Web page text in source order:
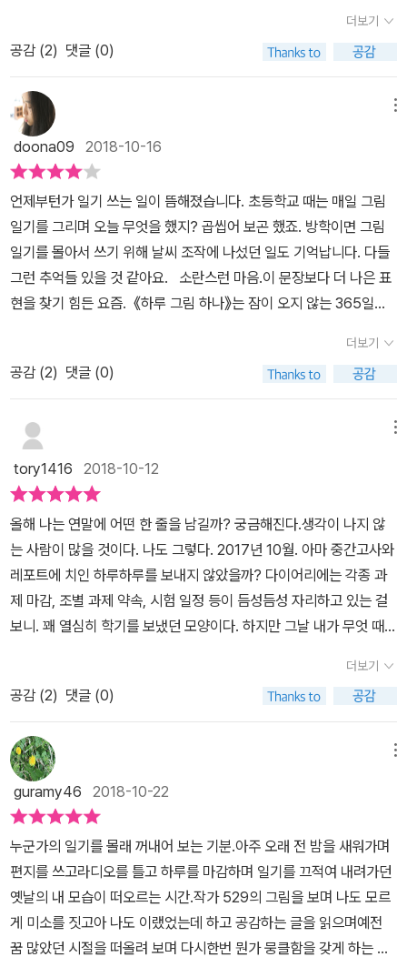
글을 곁들였다. 날짜와 글과 그림. 초등학생의 숙제 같은 그림 일기의
형식이다. 아이들 어렸을 때에야 많이 봤고, 또 시키기도 했지만 아이
어디엔가 박혀 있을 뿐. 꺼내서 쓱쓱 그리고 쓰는 데에는 소용이 없는
천덕꾸러기 노트가 되어 버렸다. 2권인가, 3권 정도 커다란 그림일기
장이 남아 있지만 그걸 꺼내서 써야겠다는 데까지는 생각이 미치지
못했는데. 사실은, 재미없는 하루하루를 또 굳이 곱씹을 필요가 있겠
느냐, 하는...좀 무뚝뚝한 어른이 생각이 일상을 지배해버린 셈이 되어
서 굳이 그림일기장을 꺼내 쓸 이유를 찾지 못한 것이다. 오늘은 10
월 28일 일요일. 나는 가족들과 외식을 하고 왔다. 좀 많이 먹은 탓인
지, 속이 더부룩하다. 집에는 소화제, 콜라 등이 있지만 뭔가를 더 넣
으면 진짜로 목구멍까지 꽉 찰 것 같아 소화제조차 입에 넣질 못하겠
런 재미 없는 일상에 어떤 그림을 넣으랴. 생각난 김에 529 님의 10
월 28일 일기를 들여다 봤다. 나와 마찬가지로 주말을 맞이한 529님
은 '이불 속이 최고야.'라는 명언을 남기며 이불 속 행복한 꼬물이의
모습을 담아내고 있었다. 아~ 어떤 일이든 기록으로 남기면 추억이
되는 것이구나. 청춘들의 일상 속에서 그림일기는 '소확행'의 매개체
가 될 수 있겠구나. 누군가의 시 한 줄이 내 하루를 반성하게 만드는
글이 될 수도 있음을 알겠다. 날카로운 시간이라, 덕분에 멋진 표현 하
나 가슴 속에 담아 둘 수 있었고, 나의 하루도 새삼 소중한 것이며 이
소중한 것을 어떤 형태로든 남겨놓고 싶다는 생각이 들었다. 그림이
없으면 어떠랴. 짧은 글로라도 내 하루를 담아 볼까. 일기 쓰기의 강제
성, 압박에서 벗어나 자유로운 글쓰기를 할 수 있게 된 지금. 굳이 '일
기' 형식을 거부할 이유는 뭐람. 한결 가벼워진 마음으로 뭔가를 끄적
않더라도나의 일 년을 기록해 보고 싶어졌다. 외식을 하러 나가기 전,
둘째 녀석이 아파트 현관을 나서며 한 마디 했다. '겨울 냄새가 나
요.'이제 가을이 물러가려는 때인데, 녀석은 벌써 겨울 냄새를 감지한
다. 이런 짤막한 순간도 잊지 않고 기록해 두면, 언젠가는 멋진 추억이
되려나. 겨울 냄새 나는 가을의 끝자락. 따끈한 코코아 한 잔 하며, 나
만의 하루를 정리하는 시간을 가져 보자. ^^ #529 #에세이 #공감 #
청춘 #일기 #그림일기 #소확행
짧은 글이어도 다시 들춰보는 순간 당시의 감정이 소록소록 돋아날
것 같아요. 어떤 날은 명문장을 인용하기도, 어떤 날은 털어놓기 힘든
감정을 툭 던지기도. 다른 이가 보면 별것 아닌 일상 글이지만 365일
거르지 않은 그림일기의 가치는 곱씹어 볼수록 대단하다 싶습니다.
평소 비슷한 생각을 했음에도 나는 기록하지 않아서 잊어버리고 놓쳤
던 감정들을 남의 일기에서 발견하는 경험을 하게 됩니다. 솔직히 부
러운 감정이 들었어요. 매일 스펙터클한 일이 일어날 수는 없는 법.
사소한 것들이 결국 내 일상을 지탱하고, 내 인생의 한 부분을 만든다
는 걸 알면서도 하루하루를 허투루 넘겨버리고 삽니다.일러스트레이
터 529는 일상에서 행복을 찾아낼 줄 아는 사람이네요. 2월 9일 일
기에 이런 구절이 있습니다. '무엇이 나를 행복하게 만드는지 끊임없
이 찾기'. <하루 그림 하나>는 스스로를 최우선으로 뒀을 때 일상의
행복을 찾을 수 있다는 걸 보여줍니다.쓰기 위해서라도 하루를 되돌
아보며 내 일상의 소중함을 발견하는 그림일기의 가치는 시간이 지날
도 합니다.
더보기
공감 (2) 댓글 (0)
doona09 2018-10-16
언제부턴가 일기 쓰는 일이 뜸해졌습니다. 초등학교 때는 매일 그림
일기를 그리며 오늘 무엇을 했지? 곱씹어 보곤 했죠. 방학이면 그림
일기를 몰아서 쓰기 위해 날씨 조작에 나섰던 일도 기억납니다. 다들
그런 추억들 있을 것 같아요. 소란스런 마음.이 문장보다 더 나은 표
현을 찾기 힘든 요즘. 《하루 그림 하나》는 잠이 오지 않는 365일의
일기장을 살짝궁 훔쳐보는 것 같은 기분도 들고, 별일 없었던 날도 빠
짐없이 기록한 작가의 부지런함에 동기부여되었는데요. 매일 조금씩
하다 보면 어느새 쌓이게 되는 그림, 생활, 고민을 함께 나누는 공감
일기입니다. 파스텔톤의 색연필로 칠한 그림은 반복되는 일상을 포
드러운 하루를 시작하거나 마무리하기 좋습니다. 작가 529는 지난
시간을 돌이켜 보고 기억에 남는 일이 너무 적다는 사실에 충격받아
그림일기를 시작했다고 합니다. 오늘부터 실천해 볼까 합니다. 하루
가 모여 인생이 되는 찰나를 그린다는 건 퍽 멋진 일이란 기대감이 듭
니다. 그림을 잘 그리지 않아도 매일 일상을 남기다 보면 무언가는 되
어 있지 않을까요. 힘들었던 일과 기쁜 일을 곱씹어 보며 어제와는 다
른 내가 되어 있을 테지요. 오늘 나에게 잘 했다, 애썼다고 칭찬도 해
주세요. 또 남에게 상처되는 행동은 하지 않았나, 함부로 말한 건 아닌
지 살짝 반성해보기도 하고요. 생각보다 그림일기의 효과는 소확행
R 일명 백색소음 영상처럼 아무 생각 없이 보다 보면 집중하게 되고,
머리도 맑아지는 듯한 느낌이 드는 그림입니다. 잠자리 도서로 보면
마음도 평온해지고 불면증 해소에도 좋을 것 같아요. 부족했던 오늘
이 모여 내일의 내가 되는 그림 하나, 사소한 감사를 생각하는 되는 에
세이입니다.
더보기
공감 (2) 댓글 (0)
tory1416 2018-10-12
올해 나는 연말에 어떤 한 줄을 남길까? 궁금해진다.생각이 나지 않
는 사람이 많을 것이다. 나도 그렇다. 2017년 10월. 아마 중간고사와
레포트에 치인 하루하루를 보내지 않았을까? 다이어리에는 각종 과
제 마감, 조별 과제 약속, 시험 일정 등이 듬성듬성 자리하고 있는 걸
보니. 꽤 열심히 학기를 보냈던 모양이다. 하지만 그날 내가 무엇 때문
기억나지 않았다. 떠오르지 않는 기억을 붙잡기보다 평범하고 다를
것 없는 하루하루를 보냈다는 결론을 내렸다. 이렇게 학교나 직장을
다니면 '나'의 하루, 일상은 어느새 뒷전으로 밀리기 일쑤다. 대신 '학
교 일정'이나 '회사 일'은 이상스럽게도 기억에 많이 남는다. 그도 그
럴 것이, 학교나 회사 일정은 기억하고 싶지 않아도 각종 기록으로 많
이 남고, 내 일상보다 다사다난한 일이 많기 때문이다. 그렇다면 나의
일상은 어떨까? 내가 기록하고 기억하지 않으면 나의 일상은 빠른 속
도로 사라진다. 크게 달라진 것 없어서 그럴 수도 있지만, 조금이라도
다른 오늘을 기록해두지 않아서 그런 게 아닐까?《하루 그림 하나》도
이 생각에서 시작했다. '일을 시작하고 나서는 비슷한 하루하루를 보
냈기 때문에 업무가 아닌 내 생활에 대한 건 전혀 기억으로 남은 게 없
다는 걸 알게 됐습니다.' 머리말에 적힌 저자의 말에 헛웃음이 나왔다.
더보기
공감 (2) 댓글 (0)
guramy46 2018-10-22
누군가의 일기를 몰래 꺼내어 보는 기분.아주 오래 전 밤을 새워가며
편지를 쓰고라디오를 틀고 하루를 마감하며 일기를 끄적여 내려가던
옛날의 내 모습이 떠오르는 시간.작가 529의 그림을 보며 나도 모르
게 미소를 짓고아 나도 이랬었는데 하고 공감하는 글을 읽으며예전
꿈 많았던 시절을 떠올려 보며 다시한번 뭔가 뭉클함을 갖게 하는 시